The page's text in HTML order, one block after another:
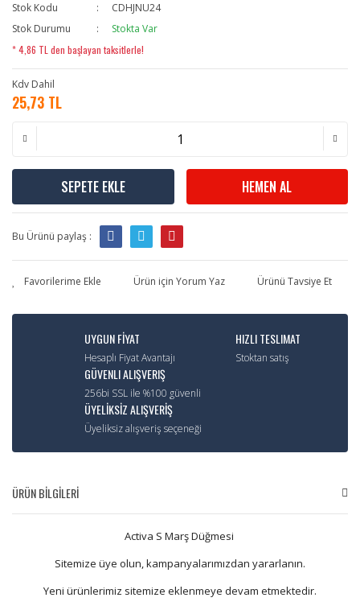
Stok Kodu
CDHJNU24
Stok Durumu
Stokta Var
* 4,86 TL den başlayan taksitlerle!
Kdv Dahil
25,73 TL
SEPETE EKLE HEMEN AL
Bu Ürünü paylaş :
Ürün için Yorum Yaz Ürünü Tavsiye Et
UYGUN FİYAT
Hesaplı Fiyat Avantajı
HIZLI TESLIMAT
Stoktan satış
GÜVENLI ALIŞVERIŞ
256bi SSL ile %100 güvenli
ÜYELİKSİZ ALIŞVERİŞ
Üyeliksiz alışveriş seçeneği
ÜRÜN BİLGİLERİ
Activa S Marş Düğmesi
Sitemize üye olun, kampanyalarımızdan yararlanın.
Yeni ürünlerimiz sitemize eklenmeye devam etmektedir.